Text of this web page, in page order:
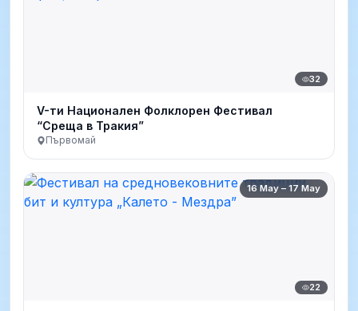
32
V-ти Национален Фолклорен Фестивал
“Среща в Тракия”
Първомай
16 May – 17 May
22